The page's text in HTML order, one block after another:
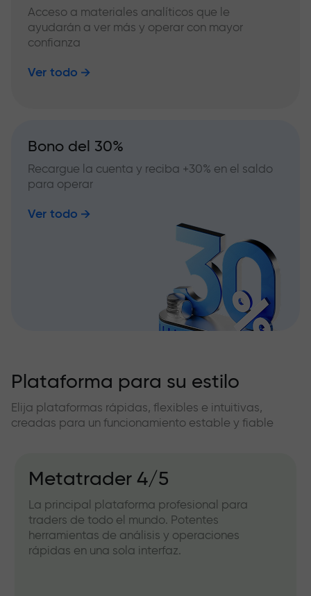
Acceso a materiales analíticos que le
ayudarán a ver más y operar con mayor
confianza
Ver todo
Bono del 30%
Recargue la cuenta y reciba +30% en el saldo
para operar
Ver todo
Plataforma para su estilo
Elija plataformas rápidas, flexibles e intuitivas,
creadas para un funcionamiento estable y fiable
Metatrader 4/5
La principal plataforma profesional para
traders de todo el mundo. Potentes
herramientas de análisis y operaciones
rápidas en una sola interfaz.